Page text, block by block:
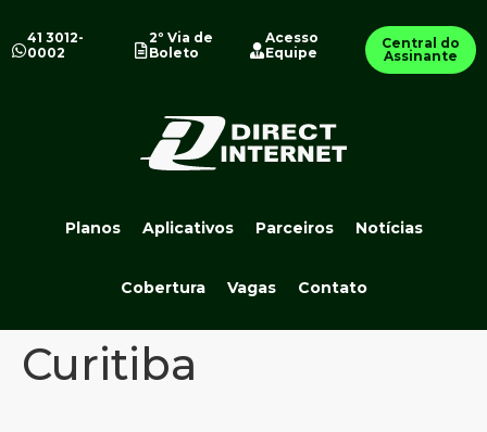
41 3012-
0002
2º Via de
Boleto
Acesso
Equipe
Central do
Assinante
Planos Aplicativos Parceiros Notícias
Cobertura Vagas Contato
Curitiba